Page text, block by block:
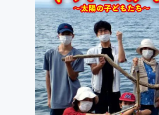
テクノロジー・ガ
映像・映画
ビジネス・起業
まちづくり・地域活